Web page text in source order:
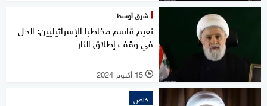
شرق أوسط
نعيم قاسم مخاطبا الإسرائيليين: الحل
في وقف إطلاق النار
l 15 أكتوبر 2024
خاص